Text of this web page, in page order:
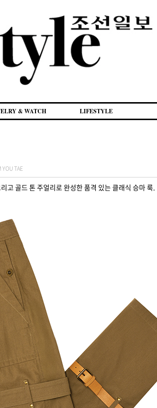
& WATCH LIFESTYLE
YOU TAE
고 골드 톤 주얼리로 완성한 품격 있는 클래식 승마 룩.